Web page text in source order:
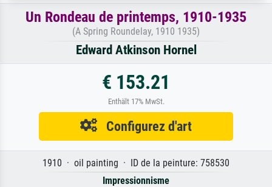
Un Rondeau de printemps, 1910-1935
(A Spring Roundelay, 1910 1935)
Edward Atkinson Hornel
€ 153.21
Enthält 17% MwSt.
Configurez d'art
1910 · oil painting · ID de la peinture: 758530
Impressionnisme